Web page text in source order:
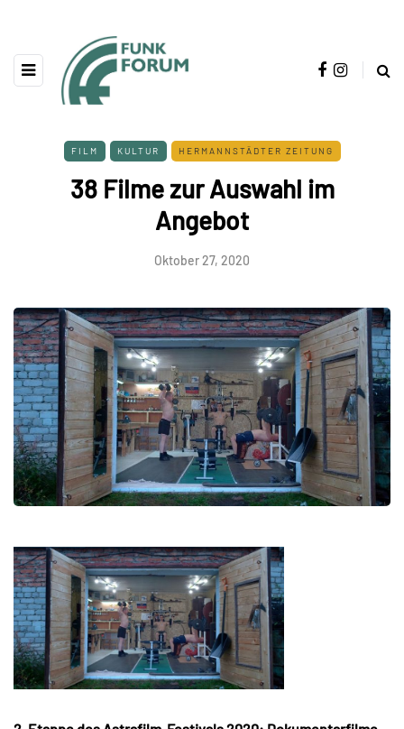
FILM KULTUR HERMANNSTÄDTER ZEITUNG
38 Filme zur Auswahl im
Angebot
Oktober 27, 2020